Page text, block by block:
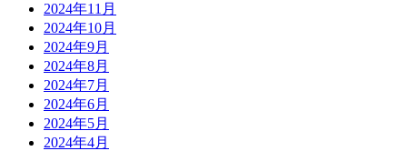
2024年11月
2024年10月
2024年9月
2024年8月
2024年7月
2024年6月
2024年5月
2024年4月